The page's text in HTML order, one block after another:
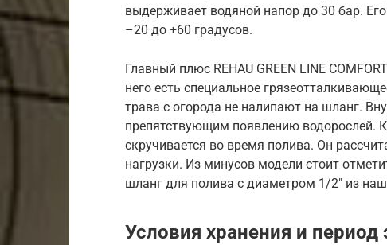
выдерживает водяной напор до 30 бар.
–20 до +60 градусов.
Главный плюс REHAU GREEN LINE
него есть специальное
трава с огорода не налипают на шланг.
препятствующим появлению водорослей.
скручивается во время полива. Он
нагрузки. Из минусов модели стоит
шланг для полива с диаметром 1/2″ из
Условия хранения и